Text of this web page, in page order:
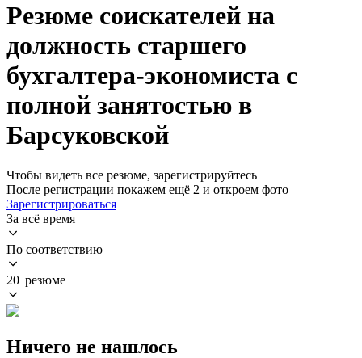
Резюме соискателей на
должность старшего
бухгалтера-экономиста с
полной занятостью в
Барсуковской
Чтобы видеть все резюме, зарегистрируйтесь
После регистрации покажем ещё 2 и откроем фото
Зарегистрироваться
За всё время
По соответствию
20 резюме
Ничего не нашлось